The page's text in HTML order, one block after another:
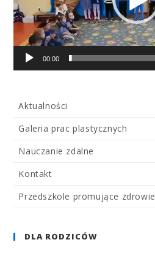
00:00
Aktualności
Galeria prac plastycznych
Nauczanie zdalne
Kontakt
Przedszkole promujące zdrowie
DLA RODZICÓW